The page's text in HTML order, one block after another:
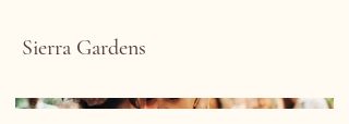
Sierra Gardens